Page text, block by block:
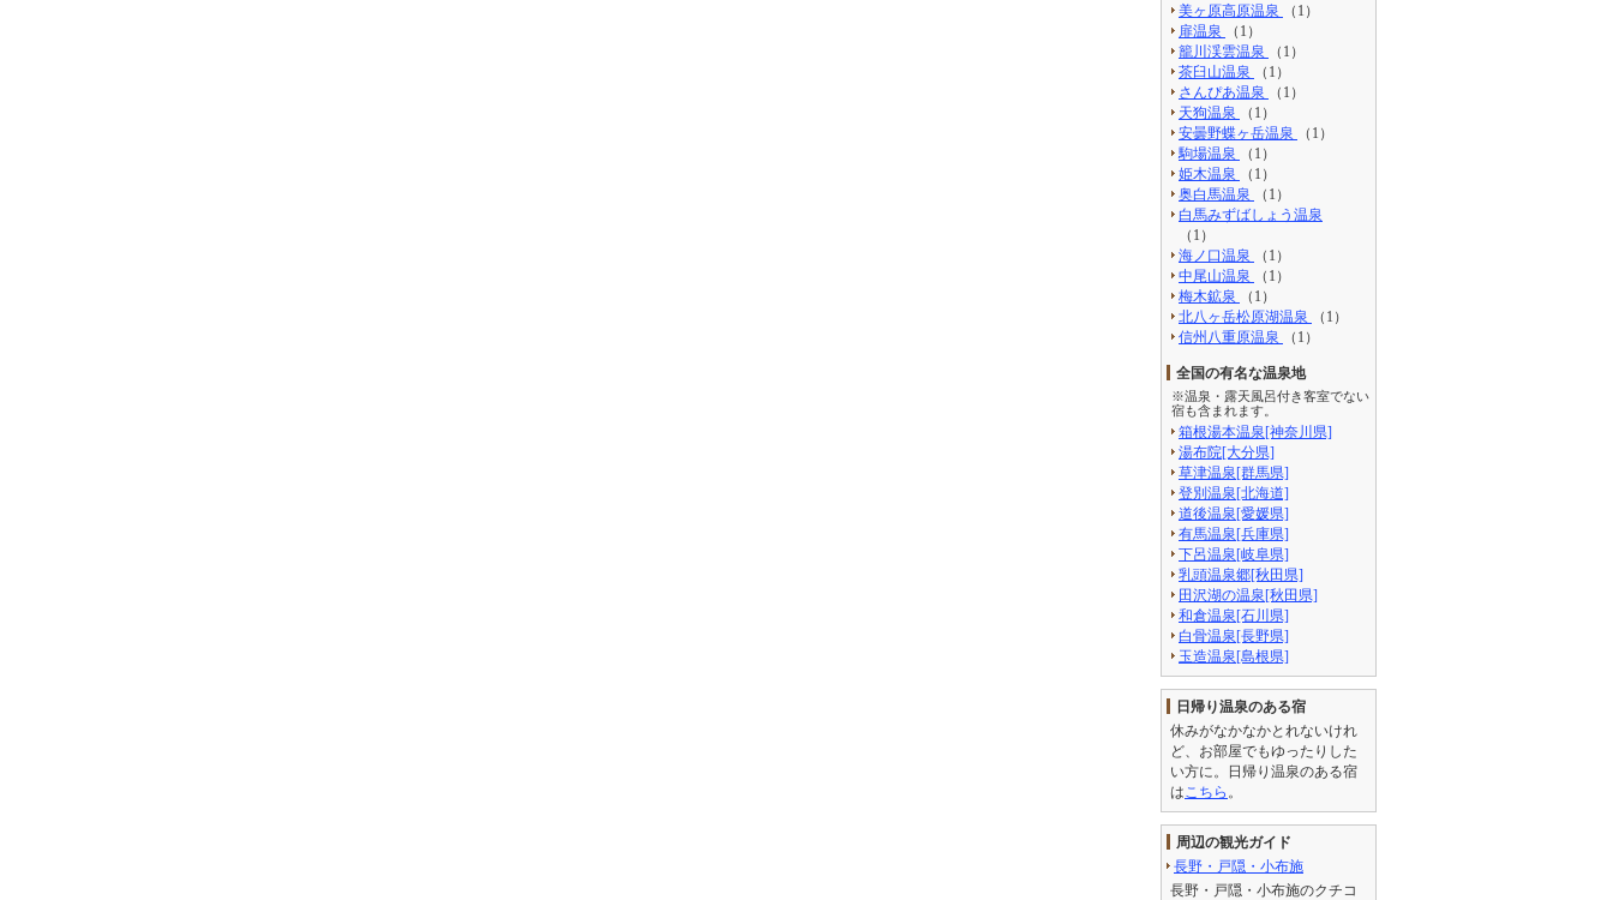
美ヶ原高原温泉
（1）
扉温泉
（1）
籠川渓雲温泉
（1）
茶臼山温泉
（1）
さんぴあ温泉
（1）
天狗温泉
（1）
安曇野蝶ヶ岳温泉
（1）
駒場温泉
（1）
姫木温泉
（1）
奥白馬温泉
（1）
白馬みずばしょう温泉
（1）
海ノ口温泉
（1）
中尾山温泉
（1）
梅木鉱泉
（1）
北八ヶ岳松原湖温泉
（1）
信州八重原温泉
（1）
全国の有名な温泉地
※温泉・露天風呂付き客室でない
宿も含まれます。
箱根湯本温泉[神奈川県]
湯布院[大分県]
草津温泉[群馬県]
登別温泉[北海道]
道後温泉[愛媛県]
有馬温泉[兵庫県]
下呂温泉[岐阜県]
乳頭温泉郷[秋田県]
田沢湖の温泉[秋田県]
和倉温泉[石川県]
白骨温泉[長野県]
玉造温泉[島根県]
日帰り温泉のある宿
休みがなかなかとれないけれ
ど、お部屋でもゆったりした
い方に。日帰り温泉のある宿
は こちら 。
周辺の観光ガイド
長野・戸隠・小布施
長野・戸隠・小布施のクチコ